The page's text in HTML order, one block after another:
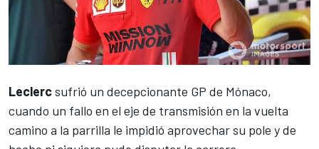
Leclercsufrió un decepcionante GP de Mónaco,
cuando un fallo en el eje de transmisión en la vuelta
camino a la parrilla le impidió aprovechar su pole y de